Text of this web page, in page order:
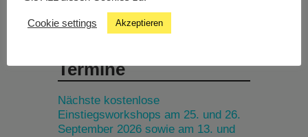
Termine
Nächste kostenlose
Einstiegsworkshops am 25. und 26.
September 2026 sowie am 13. und
Cookie settings Akzeptieren